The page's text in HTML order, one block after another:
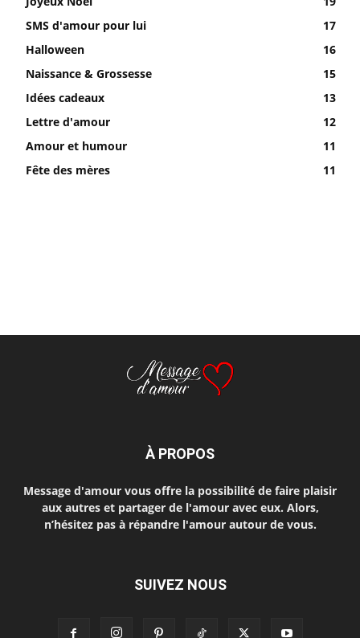
SMS d'amour pour lui
17
Halloween
16
Naissance & Grossesse
15
Idées cadeaux
13
Lettre d'amour
12
Amour et humour
11
Fête des mères
11
À PROPOS
Message d'amour vous offre la possibilité de faire plaisir
aux autres et partager de l'amour avec eux. Alors,
n’hésitez pas à répandre l'amour autour de vous.
SUIVEZ NOUS